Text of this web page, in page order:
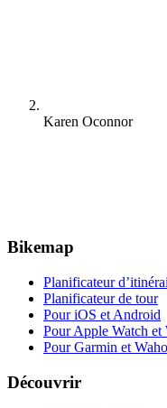
Karen Oconnor
Bikemap
Planificateur
Planificateur de tour
Pour iOS et Android
Pour Apple Watch et
Pour Garmin et
Découvrir